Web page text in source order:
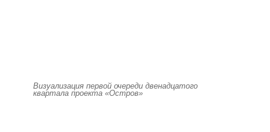
Визуализация первой очереди двенадцатого
квартала проекта «Остров»